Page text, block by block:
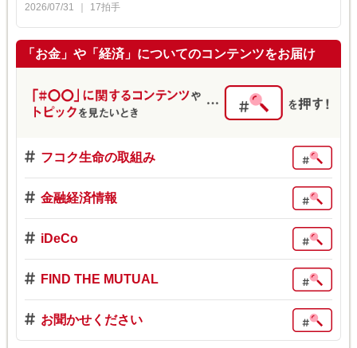
2026/07/31 17拍手
「お金」や「経済」についてのコンテンツをお届け
フコク生命の取組み
金融経済情報
iDeCo
FIND THE MUTUAL
お聞かせください